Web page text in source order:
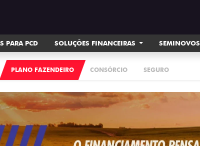
PARA PCD SOLUÇÕES FINANCEIRAS SEMINOVOS
PLANO FAZENDEIRO CONSÓRCIO SEGURO